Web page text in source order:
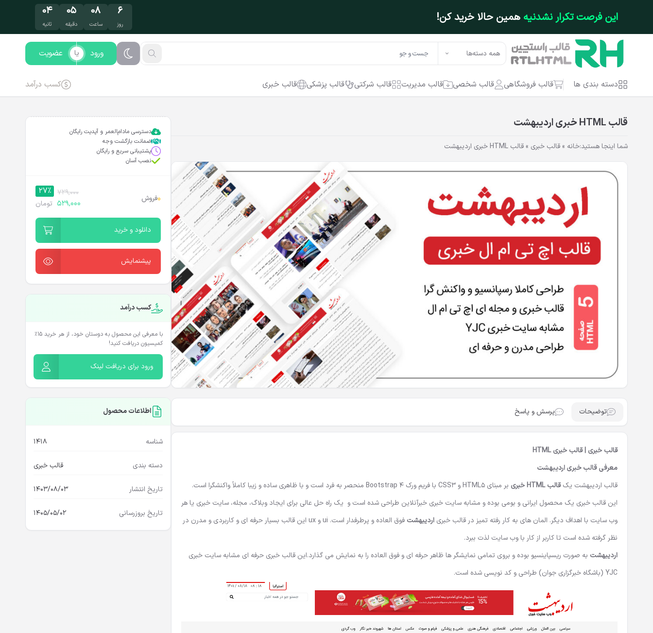
این فرصت تکرار نشدنیه همین حالا خرید کن! ۶
روز
۰۸
ساعت
۰۵
دقیقه
۰۳
ثانیه
همه دسته‌ها ورود عضویت یا
دسته بندی ها قالب فروشگاهی قالب شخصی قالب مدیریت قالب شرکتی قالب پزشکی قالب خبری کسب درآمد
قالب HTML خبری اردیبهشت
شما اینجا هستید:خانه »قالب خبری »قالب HTML خبری اردیبهشت
توضیحات پرسش و پاسخ
قالب خبری | قالب خبری HTML
معرفی قالب خبری اردیبهشت
قالب اردیبهشت یکقالب HTML خبری
بر مبنای HTML5 و CSS3 با فریم ورک Bootstrap 4 منحصر به فرد است و با ظاهری ساده و زیبا کاملاً واکنشگرا است.
این قالب خبری یک محصول ایرانی و بومی بوده و مشابه سایت خبری خبرآنلاین طراحی شده است و یک راه حل عالی برای ایجاد وبلاگ، مجله، سایت خبری یا هر
وب سایت با اهداف دیگر. المان های به کار رفته تمیز در قالب خبری اردیبهشت
فوق العاده و پرطرفدار است. ui و ux این قالب بسیار حرفه ای و کاربردی و مدرن در
نظر گرفته شده است تا کاربر از کار با وب سایت لذت ببرد.
اردیبهشت به صورت ریسپاینسیو بوده و بروی تمامی نمایشگر ها ظاهر حرفه ای و فوق العاده را به نمایش می گذارد.این قالب خبری حرفه ای مشابه سایت خبری
YJC (باشگاه خبرگزاری جوان) طراحی و کد نویسی شده است.
دسترسی مادام‌العمر و آپدیت رایگان
ضمانت بازگشت وجه
پشتیبانی سریع و رایگان
نصب آسان
0فروش
729,000
27%
529,000 تومان
دانلود و خرید
پیشنمایش
کسب درآمد
با معرفی این محصول به دوستان خود، از هر خرید ۱۵٪
کمیسیون دریافت کنید!
ورود برای دریافت لینک
اطلاعات محصول
شناسه 1418
دسته بندی قالب خبری
تاریخ انتشار 1403/08/03
تاریخ بروزرسانی 1405/05/02